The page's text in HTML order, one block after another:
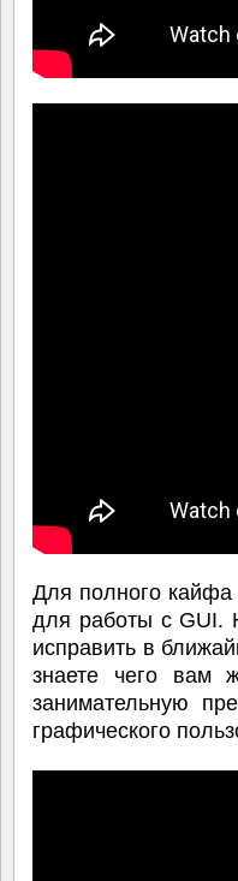
Для полного кайфа
для работы с GUI.
исправить в
знаете чего вам
занимательную
графического